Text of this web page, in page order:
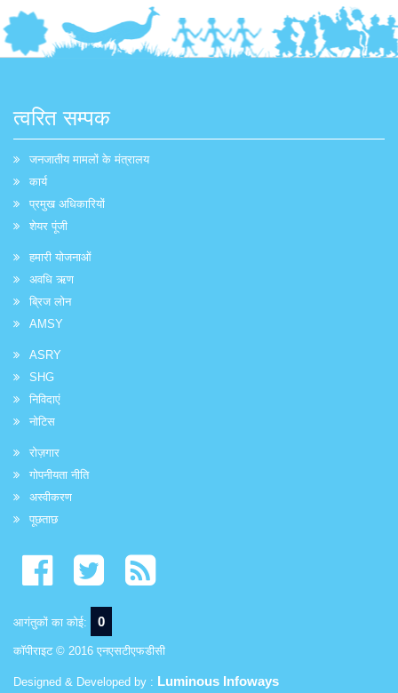
त्वरित सम्पक
जनजातीय मामलों के मंत्रालय
कार्य
प्रमुख अधिकारियों
शेयर पूंजी
हमारी योजनाओं
अवधि ऋण
ब्रिज लोन
AMSY
ASRY
SHG
निविदाएं
नोटिस
रोज़गार
गोपनीयता नीति
अस्वीकरण
पूछताछ
आगंतुकों का कोई: 0
कॉपीराइट © 2016 एनएसटीएफडीसी
Designed & Developed by : Luminous Infoways